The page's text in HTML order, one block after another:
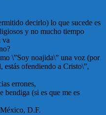
decirlo) lo que sucede es
y no mucho tiempo
va
\”Soy noajida\” una voz (por
estás ofendiendo a Cristo\”,
errones,
bendiga (si es que me es
México, D.F.